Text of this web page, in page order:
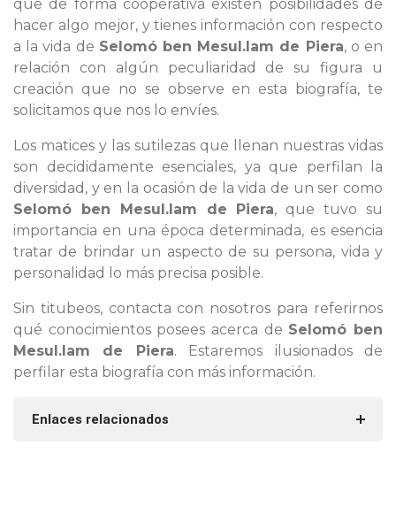
que de forma cooperativa existen posibilidades de
hacer algo mejor, y tienes información con respecto
a la vida de Selomó ben Mesul.lam de Piera, o en
relación con algún peculiaridad de su figura u
creación que no se observe en esta biografía, te
solicitamos que nos lo envíes.
Los matices y las sutilezas que llenan nuestras vidas
son decididamente esenciales, ya que perfilan la
diversidad, y en la ocasión de la vida de un ser como
Selomó ben Mesul.lam de Piera, que tuvo su
importancia en una época determinada, es esencia
tratar de brindar un aspecto de su persona, vida y
personalidad lo más precisa posible.
Sin titubeos, contacta con nosotros para referirnos
qué conocimientos posees acerca de Selomó ben
Mesul.lam de Piera. Estaremos ilusionados de
perfilar esta biografía con más información.
Enlaces relacionados